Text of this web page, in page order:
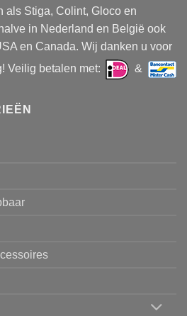
als Stiga, Colint, Gloco en
in Nederland en België ook
en Canada. Wij danken u voor
Veilig betalen met:
&